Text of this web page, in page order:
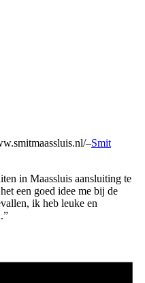
–Smit
in Maassluis aansluiting te
een goed idee me bij de
ik heb leuke en